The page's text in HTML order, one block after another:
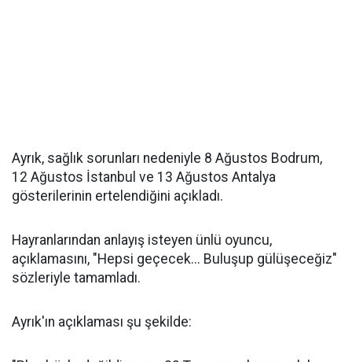
Ayrık, sağlık sorunları nedeniyle 8 Ağustos Bodrum,
12 Ağustos İstanbul ve 13 Ağustos Antalya
gösterilerinin ertelendiğini açıkladı.
Hayranlarından anlayış isteyen ünlü oyuncu,
açıklamasını, "Hepsi geçecek... Buluşup gülüşeceğiz"
sözleriyle tamamladı.
Ayrık'ın açıklaması şu şekilde: